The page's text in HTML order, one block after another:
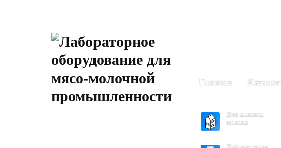
Главная Каталог
Для анализа
молока